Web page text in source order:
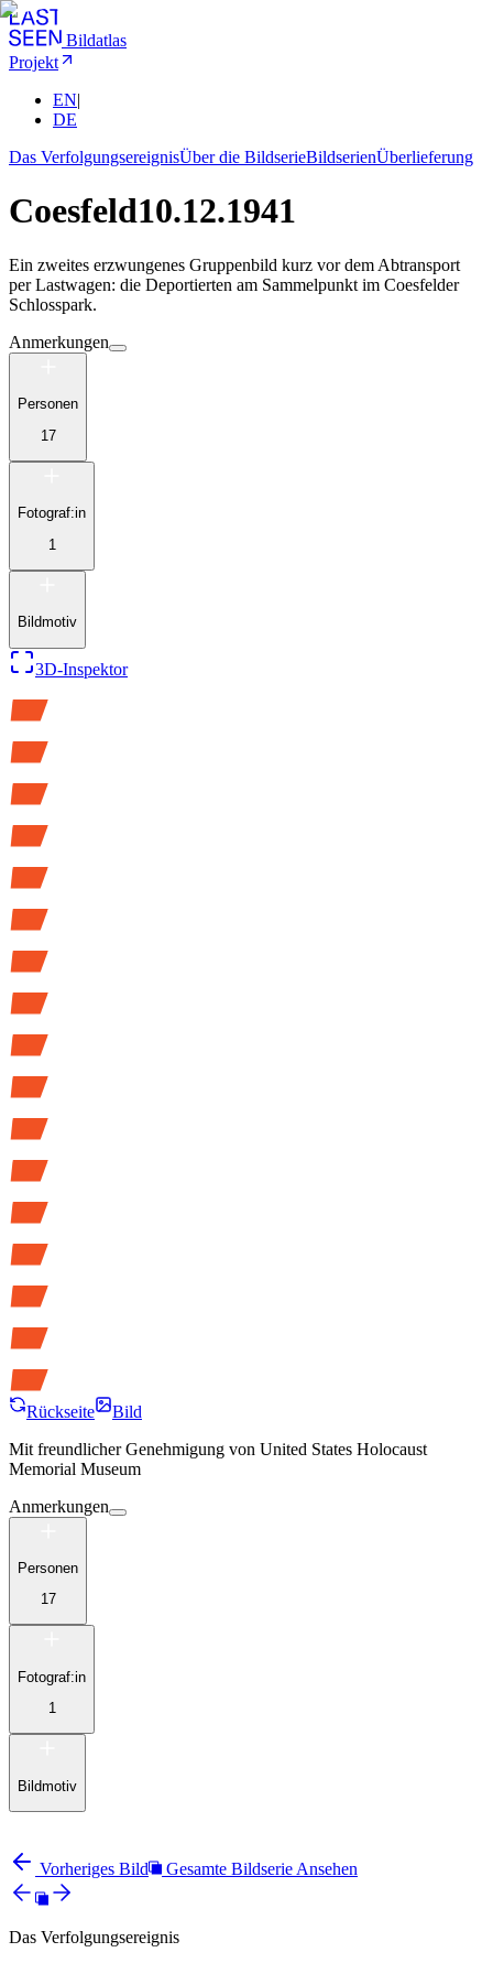
Bildatlas
Projekt
EN|
DE
Das VerfolgungsereignisÜber die BildserieBildserienÜberlieferung
Coesfeld10.12.1941
Ein zweites erzwungenes Gruppenbild kurz vor dem Abtransport
per Lastwagen: die Deportierten am Sammelpunkt im Coesfelder
Schlosspark.
Anmerkungen
Personen
17
Fotograf:in
1
Bildmotiv
3D-Inspektor
Rückseite
Bild
Mit freundlicher Genehmigung von United States Holocaust
Memorial Museum
Anmerkungen
Personen
17
Fotograf:in
1
Bildmotiv
Vorheriges Bild Gesamte Bildserie Ansehen
Das Verfolgungsereignis